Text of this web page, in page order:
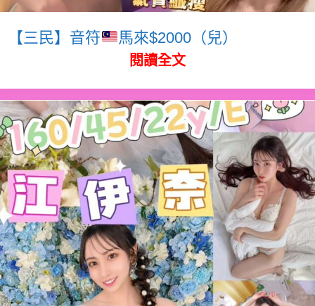
【三民】音符 馬來$2000（兒）
閱讀全文